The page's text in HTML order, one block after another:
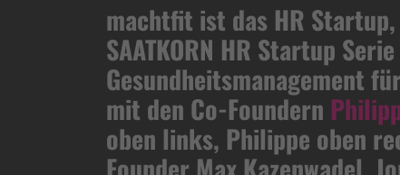
machtfit ist das HR
SAATKORN HR Startup
Gesundheitsmanagement
mit den Co-Foundern
oben links, Philippe oben